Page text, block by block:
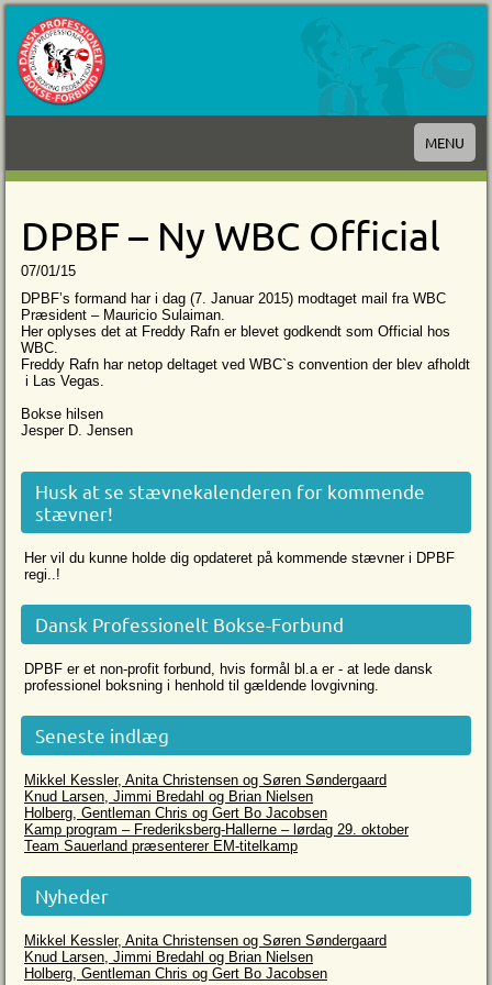
MENU
DPBF – Ny WBC Official
07/01/15
DPBF’s formand har i dag (7. Januar 2015) modtaget mail fra WBC
Præsident – Mauricio Sulaiman.
Her oplyses det at Freddy Rafn er blevet godkendt som Official hos
WBC.
Freddy Rafn har netop deltaget ved WBC`s convention der blev afholdt
i Las Vegas.
Bokse hilsen
Jesper D. Jensen
Husk at se stævnekalenderen for kommende
stævner!
Her vil du kunne holde dig opdateret på kommende stævner i DPBF
regi..!
Dansk Professionelt Bokse-Forbund
DPBF er et non-profit forbund, hvis formål bl.a er - at lede dansk
professionel boksning i henhold til gældende lovgivning.
Seneste indlæg
Mikkel Kessler, Anita Christensen og Søren Søndergaard
Knud Larsen, Jimmi Bredahl og Brian Nielsen
Holberg, Gentleman Chris og Gert Bo Jacobsen
Kamp program – Frederiksberg-Hallerne – lørdag 29. oktober
Team Sauerland præsenterer EM-titelkamp
Nyheder
Mikkel Kessler, Anita Christensen og Søren Søndergaard
Knud Larsen, Jimmi Bredahl og Brian Nielsen
Holberg, Gentleman Chris og Gert Bo Jacobsen